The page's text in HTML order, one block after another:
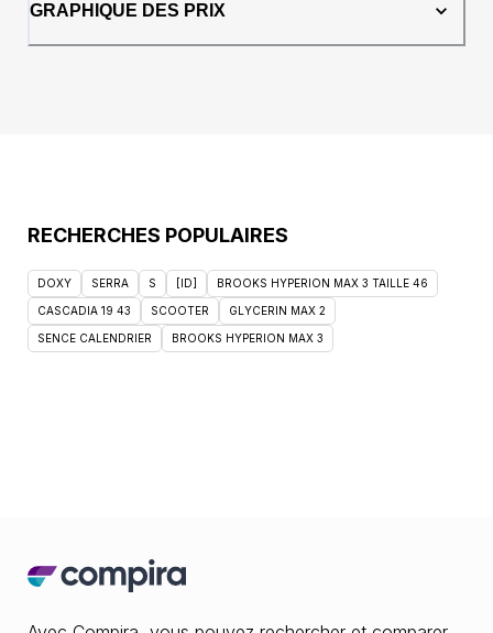
GRAPHIQUE DES PRIX
RECHERCHES POPULAIRES
DOXY SERRA S [ID] BROOKS HYPERION MAX 3 TAILLE 46
CASCADIA 19 43 SCOOTER GLYCERIN MAX 2
SENCE CALENDRIER BROOKS HYPERION MAX 3